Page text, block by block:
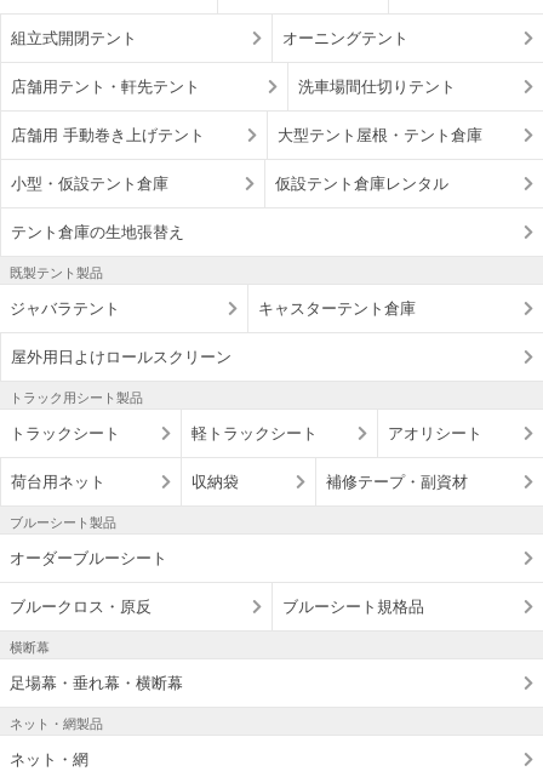
組立式開閉テント オーニングテント
店舗用テント・軒先テント 洗車場間仕切りテント
店舗用 手動巻き上げテント 大型テント屋根・テント倉庫
小型・仮設テント倉庫 仮設テント倉庫レンタル
テント倉庫の生地張替え
既製テント製品
ジャバラテント キャスターテント倉庫
屋外用日よけロールスクリーン
トラック用シート製品
トラックシート 軽トラックシート アオリシート
荷台用ネット 収納袋 補修テープ・副資材
ブルーシート製品
オーダーブルーシート
ブルークロス・原反 ブルーシート規格品
横断幕
足場幕・垂れ幕・横断幕
ネット・網製品
ネット・網